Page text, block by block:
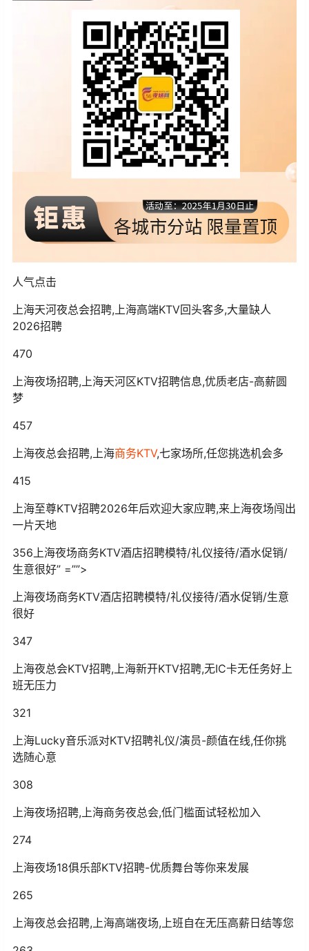
人气点击
上海天河夜总会招聘,上海高端KTV回头客多,大量缺人
2026招聘
470
上海夜场招聘,上海天河区KTV招聘信息,优质老店-高薪圆
梦
457
上海夜总会招聘,上海商务KTV,七家场所,任您挑选机会多
415
上海至尊KTV招聘2026年后欢迎大家应聘,来上海夜场闯出
一片天地
356上海夜场商务KTV酒店招聘模特/礼仪接待/酒水促销/
生意很好” =””>
上海夜场商务KTV酒店招聘模特/礼仪接待/酒水促销/生意
很好
347
上海夜总会KTV招聘,上海新开KTV招聘,无IC卡无任务好上
班无压力
321
上海Lucky音乐派对KTV招聘礼仪/演员-颜值在线,任你挑
选随心意
308
上海夜场招聘,上海商务夜总会,低门槛面试轻松加入
274
上海夜场18俱乐部KTV招聘-优质舞台等你来发展
265
上海夜总会招聘,上海高端夜场,上班自在无压高薪日结等您